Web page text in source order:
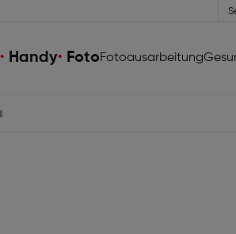
Handy FotoFotoausarbeitung